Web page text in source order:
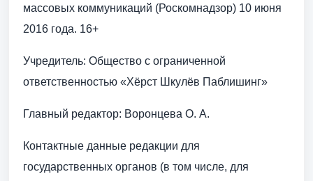
массовых коммуникаций (Роскомнадзор) 10 июня
2016 года. 16+
Учредитель: Общество с ограниченной
ответственностью «Хёрст Шкулёв Паблишинг»
Главный редактор: Воронцева О. А.
Контактные данные редакции для
государственных органов (в том числе, для